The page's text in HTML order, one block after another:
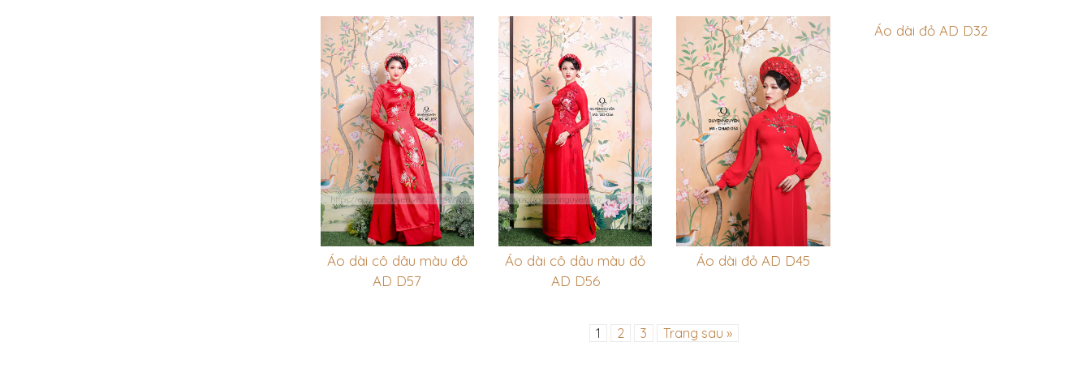
Áo dài cô dâu màu đỏ
AD D57
Áo dài cô dâu màu đỏ
AD D56
Áo dài đỏ AD D45
Áo dài đỏ AD D32
1 2 3 Trang sau »